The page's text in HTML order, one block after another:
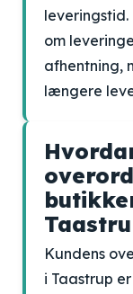
om
afhentning,
længere
Kundens
i Taastrup